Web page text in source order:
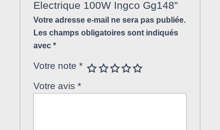
Electrique 100W Ingco Gg148”
Votre adresse e-mail ne sera pas publiée.
Les champs obligatoires sont indiqués
avec *
Votre note *
Votre avis *